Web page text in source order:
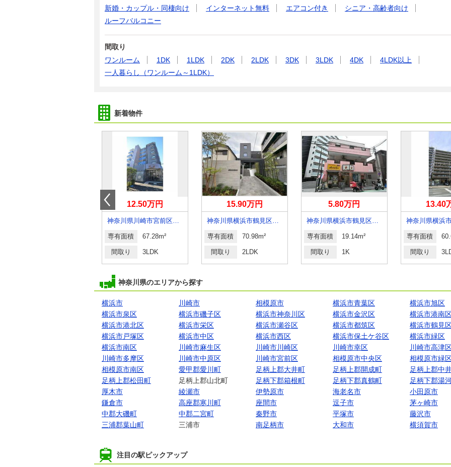
新婚・カップル・同棲向け
インターネット無料 エアコン付き
シニア・高齢者向け
ルーフバルコニー
間取り
ワンルーム
1DK 1LDK 2DK 2LDK 3DK 3LDK 4DK
4LDK以上
一人暮らし（ワンルーム～1LDK）
新着物件
12.50万円
神奈川県川崎市宮前区馬絹６丁目
専有面積 67.28m²
間取り 3LDK
15.90万円
神奈川県横浜市鶴見区下末吉６丁目
専有面積 70.98m²
間取り 2LDK
5.80万円
神奈川県横浜市鶴見区鶴見中央５
専有面積 19.14m²
間取り 1K
13.40
専有面積
間取り
神奈川県のエリアから探す
横浜市 川崎市 相模原市 横浜市青葉区
横浜市旭区
横浜市泉区
横浜市磯子区 横浜市神奈川区 横浜市金沢区
横浜市港南
横浜市港北区
横浜市栄区 横浜市瀬谷区 横浜市都筑区
横浜市鶴見
横浜市戸塚区
横浜市中区 横浜市西区 横浜市保土ケ谷区
横浜市緑区
横浜市南区
川崎市麻生区 川崎市川崎区 川崎市幸区
川崎市高津
川崎市多摩区
川崎市中原区 川崎市宮前区 相模原市中央区
相模原市緑
相模原市南区
愛甲郡愛川町 足柄上郡大井町 足柄上郡開成町
足柄上郡中
足柄上郡松田町
足柄上郡山北町 足柄下郡箱根町 足柄下郡真鶴町
足柄下郡湯
厚木市
綾瀬市 伊勢原市 海老名市
小田原市
鎌倉市
高座郡寒川町 座間市 逗子市
茅ヶ崎市
中郡大磯町
中郡二宮町 秦野市 平塚市
藤沢市
三浦郡葉山町
三浦市 南足柄市 大和市 横須賀市
注目の駅ピックアップ